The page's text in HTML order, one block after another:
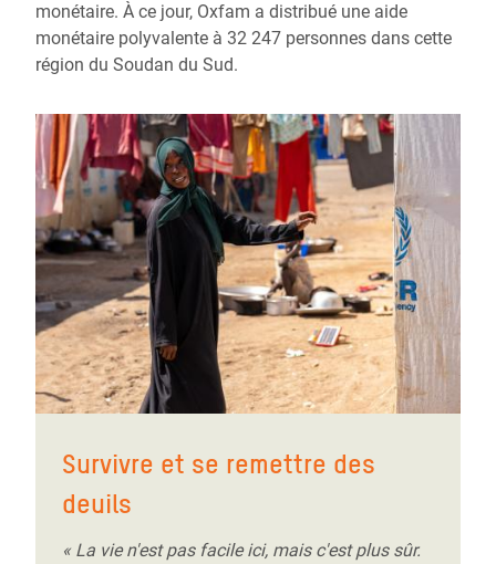
monétaire. À ce jour, Oxfam a distribué une aide
monétaire polyvalente à 32 247 personnes dans cette
région du Soudan du Sud.
Survivre et se remettre des
deuils
« La vie n'est pas facile ici, mais c'est plus sûr.